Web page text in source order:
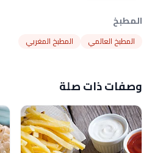
المطبخ
المطبخ العالمي المطبخ المغربي
وصفات ذات صلة